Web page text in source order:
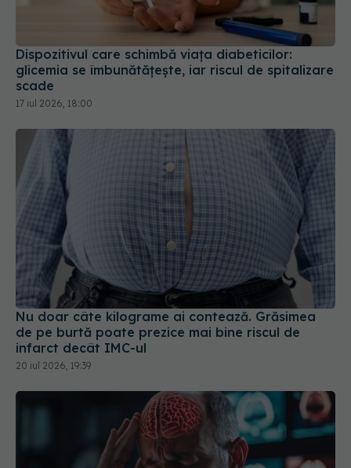
Nu doar câte kilograme ai contează. Grăsimea
de pe burtă poate prezice mai bine riscul de
infarct decât IMC-ul
20 iul 2026, 19:39